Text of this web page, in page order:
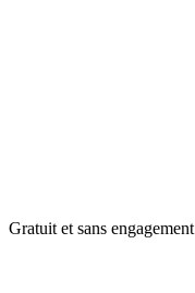
Gratuit et sans engagement